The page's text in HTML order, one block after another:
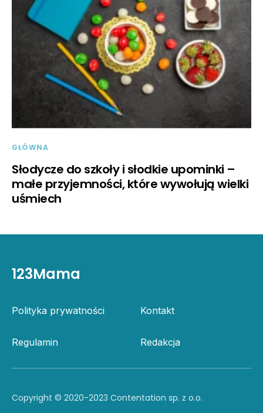
GŁÓWNA
Słodycze do szkoły i słodkie upominki –
małe przyjemności, które wywołują wielki
uśmiech
123Mama
Polityka prywatności Kontakt
Regulamin Redakcja
Copyright © 2020-2023 Contentation sp. z o.o.